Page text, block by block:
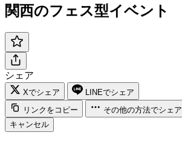
関西のフェス型イベント
シェア
Xでシェア
LINEでシェア
リンクをコピー
その他の方法でシェア
キャンセル